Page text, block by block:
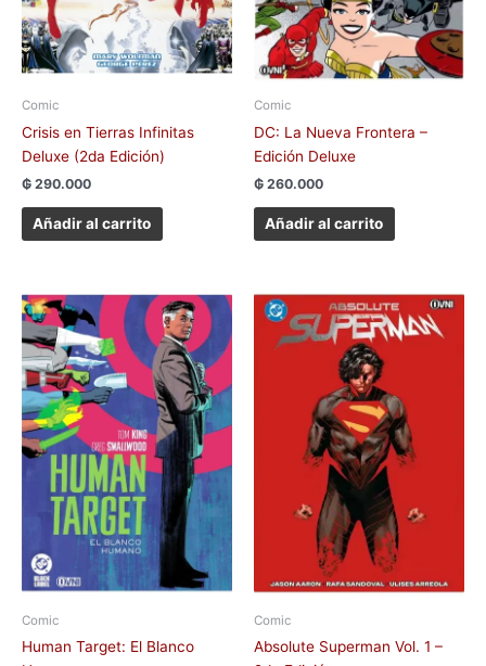
Comic
Crisis en Tierras Infinitas
Deluxe (2da Edición)
₲ 290.000
Añadir al carrito
Comic
DC: La Nueva Frontera –
Edición Deluxe
₲ 260.000
Añadir al carrito
Comic
Human Target: El Blanco
Comic
Absolute Superman Vol. 1 –